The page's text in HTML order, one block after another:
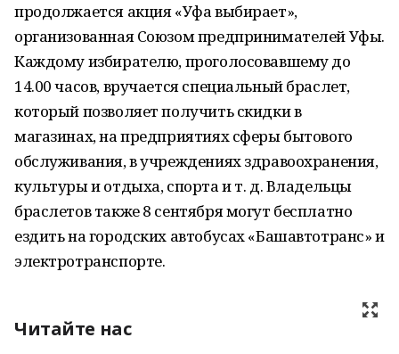
продолжается акция «Уфа выбирает»,
организованная Союзом предпринимателей Уфы.
Каждому избирателю, проголосовавшему до
14.00 часов, вручается специальный браслет,
который позволяет получить скидки в
магазинах, на предприятиях сферы бытового
обслуживания, в учреждениях здравоохранения,
культуры и отдыха, спорта и т. д. Владельцы
браслетов также 8 сентября могут бесплатно
ездить на городских автобусах «Башавтотранс» и
электротранспорте.
Читайте нас